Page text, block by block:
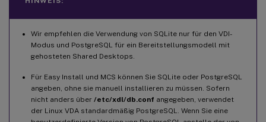
Wir empfehlen die Verwendung von SQLite nur für den VDI-
Modus und PostgreSQL für ein Bereitstellungsmodell mit
gehosteten Shared Desktops.
Für Easy Install und MCS können Sie SQLite oder PostgreSQL
angeben, ohne sie manuell installieren zu müssen. Sofern
nicht anders über /etc/xdl/db.conf angegeben, verwendet
der Linux VDA standardmäßig PostgreSQL. Wenn Sie eine